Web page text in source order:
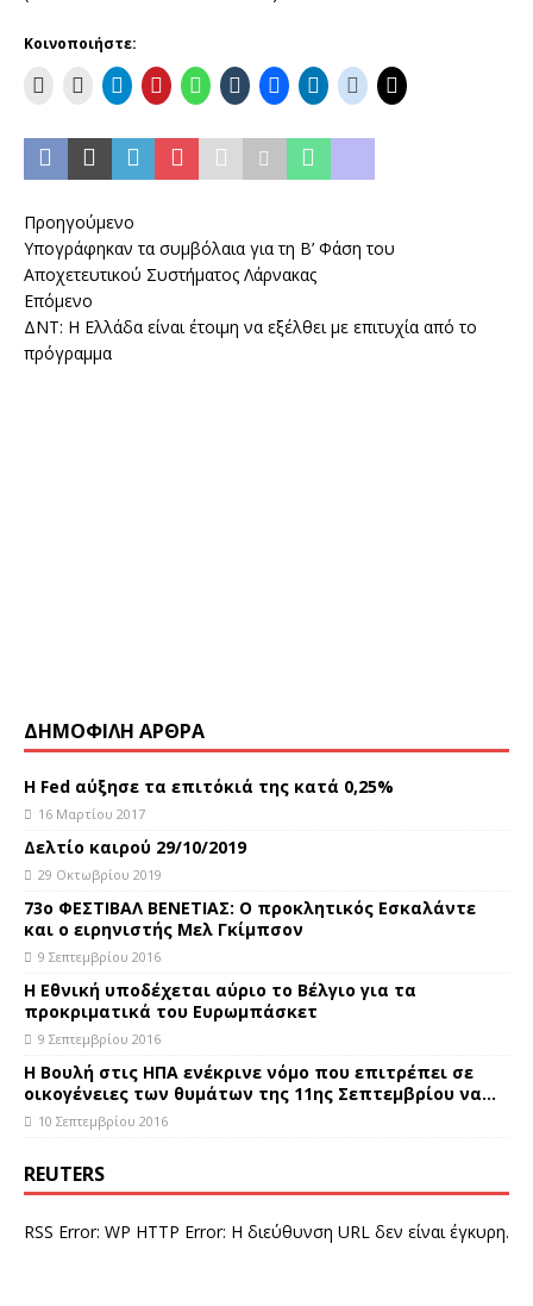
Κοινοποιήστε:
Προηγούμενο
Υπογράφηκαν τα συμβόλαια για τη Β’ Φάση του
Αποχετευτικού Συστήματος Λάρνακας
Επόμενο
ΔΝΤ: Η Ελλάδα είναι έτοιμη να εξέλθει με επιτυχία από το
πρόγραμμα
ΔΗΜΟΦΙΛΗ ΑΡΘΡΑ
Η Fed αύξησε τα επιτόκιά της κατά 0,25%
16 Μαρτίου 2017
Δελτίο καιρού 29/10/2019
29 Οκτωβρίου 2019
73ο ΦΕΣΤΙΒΑΛ ΒΕΝΕΤΙΑΣ: Ο προκλητικός Εσκαλάντε
και ο ειρηνιστής Μελ Γκίμπσον
9 Σεπτεμβρίου 2016
Η Εθνική υποδέχεται αύριο το Βέλγιο για τα
προκριματικά του Ευρωμπάσκετ
9 Σεπτεμβρίου 2016
Η Βουλή στις ΗΠΑ ενέκρινε νόμο που επιτρέπει σε
οικογένειες των θυμάτων της 11ης Σεπτεμβρίου να…
10 Σεπτεμβρίου 2016
REUTERS
RSS Error: WP HTTP Error: Η διεύθυνση URL δεν είναι έγκυρη.